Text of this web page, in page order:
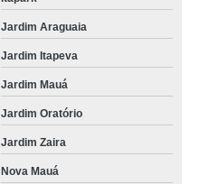
Jardim Araguaia
Jardim Itapeva
Jardim Mauá
Jardim Oratório
Jardim Zaira
Nova Mauá